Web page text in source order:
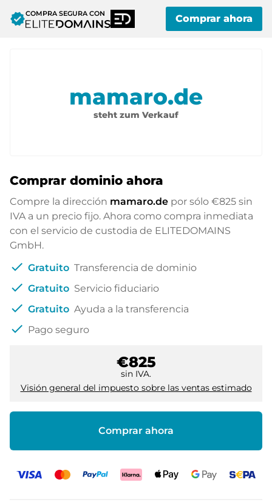
verifiedCOMPRA SEGURA CON Comprar ahora
mamaro.de
steht zum Verkauf
Comprar dominio ahora
Compre la dirección mamaro.de por sólo €825 sin
IVA a un precio fijo. Ahora como compra inmediata
con el servicio de custodia de ELITEDOMAINS
GmbH.
check Gratuito Transferencia de dominio
check Gratuito Servicio fiduciario
check Gratuito Ayuda a la transferencia
check Pago seguro
€825
sin IVA.
Visión general del impuesto sobre las ventas estimado
Comprar ahora